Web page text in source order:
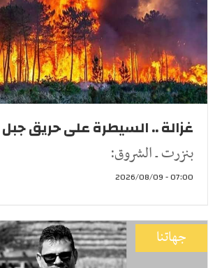
غزالة .. السيطرة على حريق جبل
بنزرت ـ الشروق:
07:00 - 2026/08/09
جهاتنا